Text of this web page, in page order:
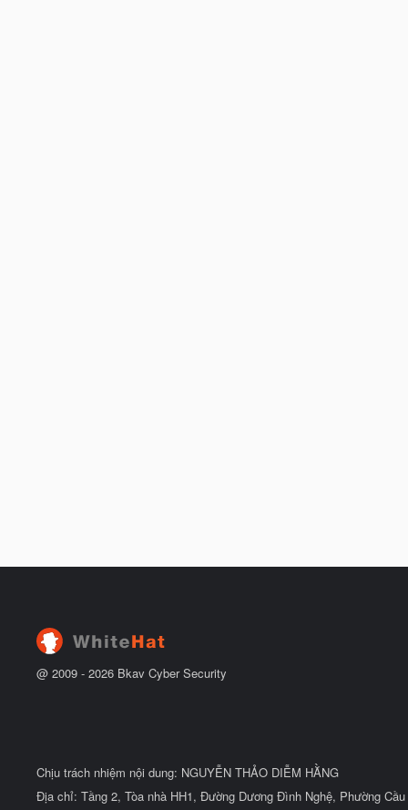
@ 2009 - 2026 Bkav Cyber Security
Chịu trách nhiệm nội dung: NGUYỄN THẢO DIỄM HẰNG
Địa chỉ: Tầng 2, Tòa nhà HH1, Đường Dương Đình Nghệ, Phường